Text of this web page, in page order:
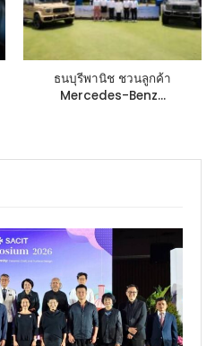
ธนบุรีพานิช ชวนลูกค้า
Mercedes-Benz…